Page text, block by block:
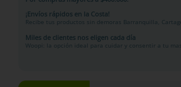
¡Envíos rápidos en la Costa!
Recibe tus productos sin demoras Barranquilla,
Miles de clientes nos eligen cada día
Woopi: la opción ideal para cuidar y consentir a tu